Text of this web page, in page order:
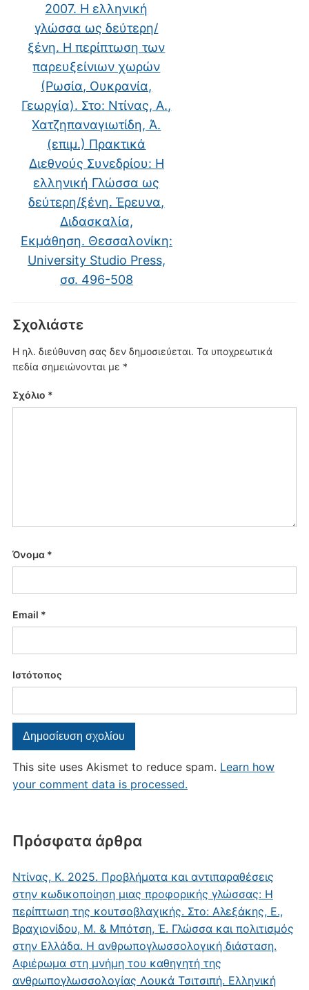
Πρόσφατα άρθρα
Ντίνας, Κ. 2025. Προβλήματα και αντιπαραθέσεις
στην κωδικοποίηση μιας προφορικής γλώσσας: Η
περίπτωση της κουτσοβλαχικής. Στο: Αλεξάκης, Ε.,
Βραχιονίδου, Μ. & Μπότση, Έ. Γλώσσα και πολιτισμός
στην Ελλάδα. Η ανθρωπογλωσσολογική διάσταση.
Αφιέρωμα στη μνήμη του καθηγητή της
ανθρωπογλωσσολογίας Λουκά Τσιτσιπή. Ελληνική
2007. Η ελληνική
γλώσσα ως δεύτερη/
ξένη. Η περίπτωση των
παρευξείνιων χωρών
(Ρωσία, Ουκρανία,
Γεωργία). Στο: Ντίνας, Α.,
Χατζηπαναγιωτίδη, Ά.
(επιμ.) Πρακτικά
Διεθνούς Συνεδρίου: Η
ελληνική Γλώσσα ως
δεύτερη/ξένη. Έρευνα,
Διδασκαλία,
Εκμάθηση. Θεσσαλονίκη:
University Studio Press,
σσ. 496-508
Σχολιάστε
Η ηλ. διεύθυνση σας δεν δημοσιεύεται. Τα υποχρεωτικά
πεδία σημειώνονται με *
Σχόλιο *
Όνομα *
Email *
Ιστότοπος
This site uses Akismet to reduce spam. Learn how
your comment data is processed.